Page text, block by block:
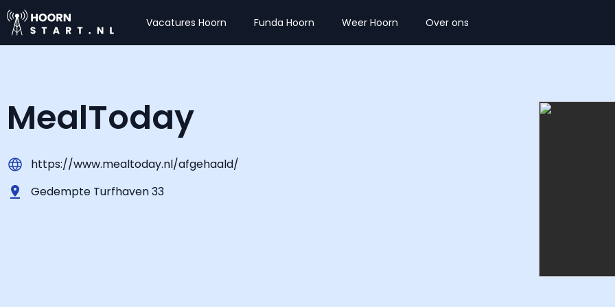
Vacatures Hoorn Funda Hoorn Weer Hoorn Over ons
MealToday
https://www.mealtoday.nl/afgehaald/
Gedempte Turfhaven 33